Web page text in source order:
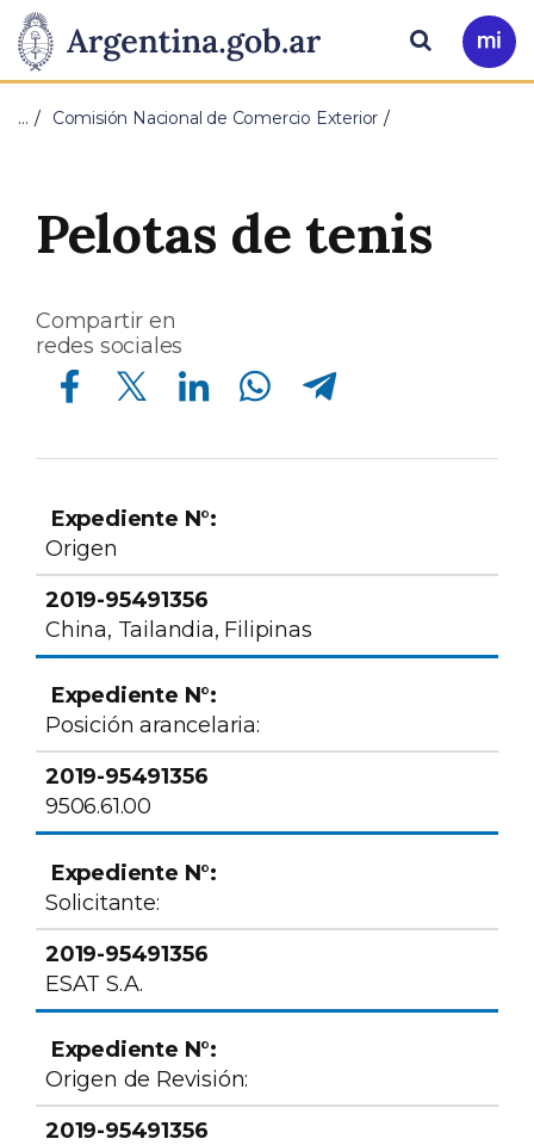
Presidencia
de
Nación
Pasar al contenido principal
Ir
a
Buscar
… Comisión Nacional de Comercio Exterior
Pelotas de tenis
Compartir en
redes sociales
Compartir en Facebook Compartir en Twitter Compartir en Linkedin Compartir en Whatsapp Compartir en Telegram
Expediente N°:
Origen
China, Tailandia, Filipinas
Posición arancelaria:
9506.61.00
Solicitante:
ESAT S.A.
Origen de Revisión: